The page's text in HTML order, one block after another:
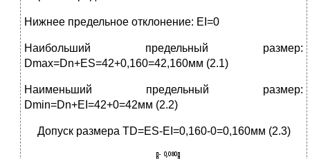
Нижнее предельное отклонение: EI=0
Наибольший предельный размер:
Dmax=Dn+ES=42+0,160=42,160мм (2.1)
Наименьший предельный размер:
Dmin=Dn+EI=42+0=42мм (2.2)
Допуск размера TD=ES-EI=0,160-0=0,160мм (2.3)